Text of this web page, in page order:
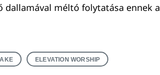
dallamával méltó folytatása ennek a
ELEVATION WORSHIP